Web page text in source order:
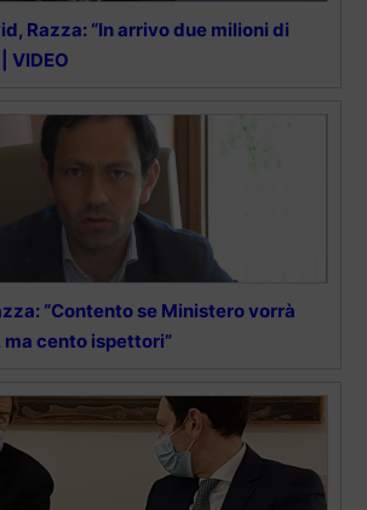
Razza: “In arrivo due milioni di
VIDEO
“Contento se Ministero vorrà
ma cento ispettori”